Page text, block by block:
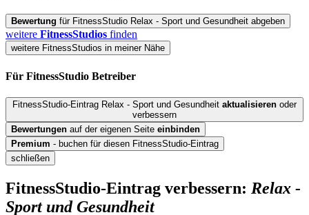
Bewertung für FitnessStudio Relax - Sport und Gesundheit abgeben
weitere FitnessStudios finden
weitere FitnessStudios in meiner Nähe
Für FitnessStudio Betreiber
FitnessStudio-Eintrag Relax - Sport und Gesundheit aktualisieren oder
verbessern
Bewertungen auf der eigenen Seite einbinden
Premium - buchen für diesen FitnessStudio-Eintrag
schließen
FitnessStudio-Eintrag verbessern: Relax -
Sport und Gesundheit